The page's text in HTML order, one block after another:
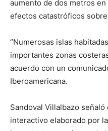
aumento de dos metros
efectos catastróficos
“Numerosas islas
importantes zonas
acuerdo con un
Iberoamericana.
Sandoval Villalbazo
interactivo elaborado por